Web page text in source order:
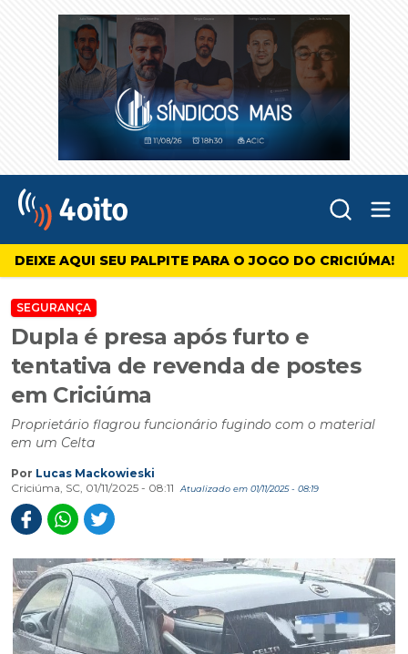
4oito
DEIXE AQUI SEU PALPITE PARA O JOGO DO CRICIÚMA!
SEGURANÇA
Dupla é presa após furto e
tentativa de revenda de postes
em Criciúma
Proprietário flagrou funcionário fugindo com o material
em um Celta
Por Lucas Mackowieski
Criciúma, SC, 01/11/2025 - 08:11
Atualizado em 01/11/2025 - 08:19